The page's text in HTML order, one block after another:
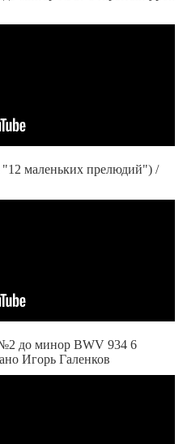
маленьких прелюдий") /
до минор BWV 934 6
Игорь Галенков